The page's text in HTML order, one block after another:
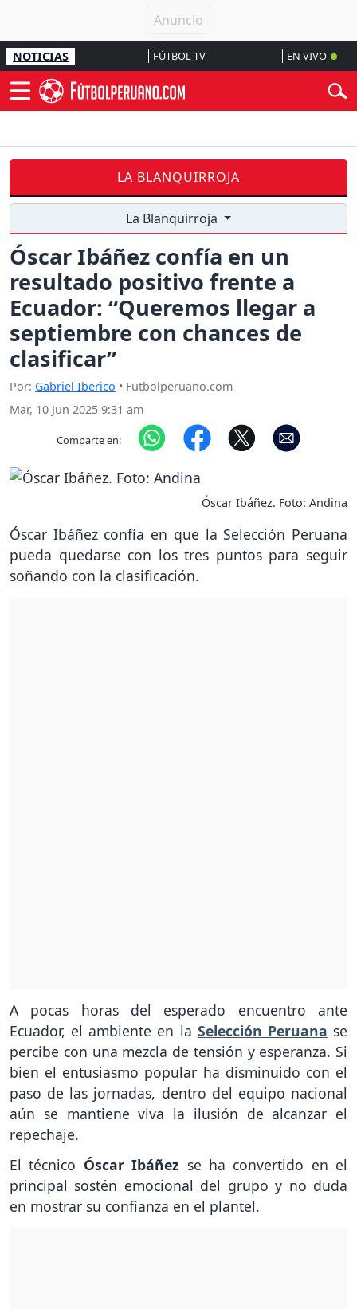
NOTICIAS FÚTBOL TV EN VIVO
LA BLANQUIRROJA
La Blanquirroja
Óscar Ibáñez confía en un
resultado positivo frente a
Ecuador: “Queremos llegar a
septiembre con chances de
clasificar”
Por: Gabriel Iberico • Futbolperuano.com
Mar, 10 Jun 2025 9:31 am
Comparte en:
Óscar Ibáñez. Foto: Andina
Óscar Ibáñez confía en que la Selección Peruana
pueda quedarse con los tres puntos para seguir
soñando con la clasificación.
A pocas horas del esperado encuentro ante
Ecuador, el ambiente en la Selección Peruana se
percibe con una mezcla de tensión y esperanza. Si
bien el entusiasmo popular ha disminuido con el
paso de las jornadas, dentro del equipo nacional
aún se mantiene viva la ilusión de alcanzar el
repechaje.
El técnico Óscar Ibáñez se ha convertido en el
principal sostén emocional del grupo y no duda
en mostrar su confianza en el plantel.